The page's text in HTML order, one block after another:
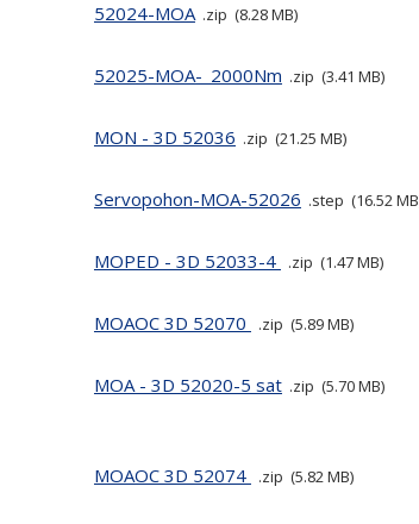
52024-MOA zip 8.28 MB
52025-MOA-_2000Nm zip 3.41 MB
MON - 3D 52036 zip 21.25 MB
Servopohon-MOA-52026 step 16.52 MB
MOPED - 3D 52033-4 zip 1.47 MB
MOAOC 3D 52070 zip 5.89 MB
MOA - 3D 52020-5 sat zip 5.70 MB
MOAOC 3D 52074 zip 5.82 MB